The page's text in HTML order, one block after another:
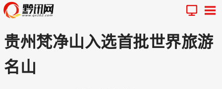
贵州梵净山入选首批世界旅游
名山